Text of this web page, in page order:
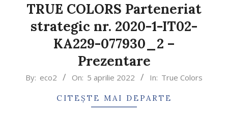
TRUE COLORS Parteneriat
strategic nr. 2020-1-IT02-
KA229-077930_2 –
Prezentare
By: eco2 On: 5 aprilie 2022 In: True Colors
CITEȘTE MAI DEPARTE